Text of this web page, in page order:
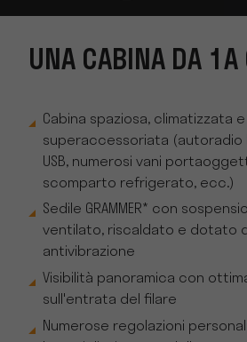
UNA CABINA DA 1A
Cabina spaziosa, climatizzata e
superaccessoriata (autoradio
USB, numerosi vani
scomparto refrigerato, ecc.)
Sedile GRAMMER* con
ventilato, riscaldato e dotato
antivibrazione
Visibilità panoramica con
sull'entrata del filare
Numerose regolazioni